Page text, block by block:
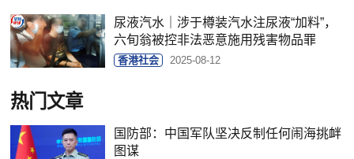
尿液汽水｜涉于樽装汽水注尿液“加料”，
六旬翁被控非法恶意施用残害物品罪
香港社会 2025-08-12
热门文章
国防部：中国军队坚决反制任何闹海挑衅
图谋